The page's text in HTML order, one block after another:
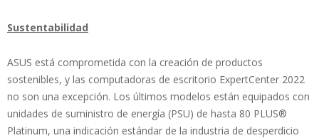
Sustentabilidad
ASUS está comprometida con la creación de productos
sostenibles, y las computadoras de escritorio ExpertCenter 2022
no son una excepción. Los últimos modelos están equipados con
unidades de suministro de energía (PSU) de hasta 80 PLUS®
Platinum, una indicación estándar de la industria de desperdicio